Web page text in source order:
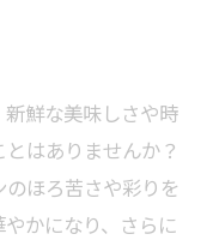
鮮な美味しさや時
はありませんか？
ほろ苦さや彩りを
かになり、さらに